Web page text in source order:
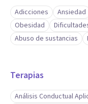
Adicciones Ansiedad
Obesidad
Abuso de sustancias
Terapias
Análisis Conductual